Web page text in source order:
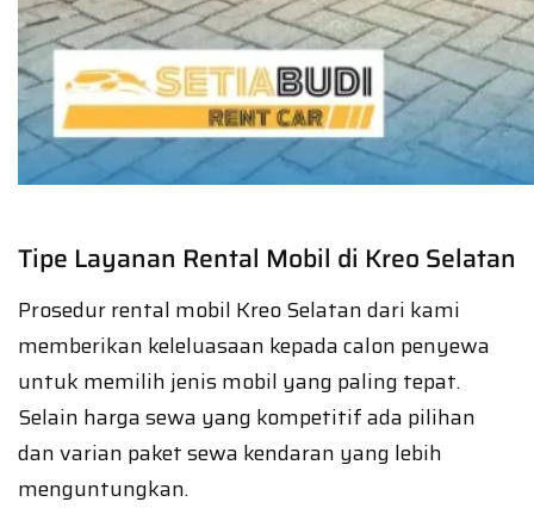
Tipe Layanan Rental Mobil di Kreo Selatan
Prosedur rental mobil Kreo Selatan dari kami
memberikan keleluasaan kepada calon penyewa
untuk memilih jenis mobil yang paling tepat.
Selain harga sewa yang kompetitif ada pilihan
dan varian paket sewa kendaran yang lebih
menguntungkan.